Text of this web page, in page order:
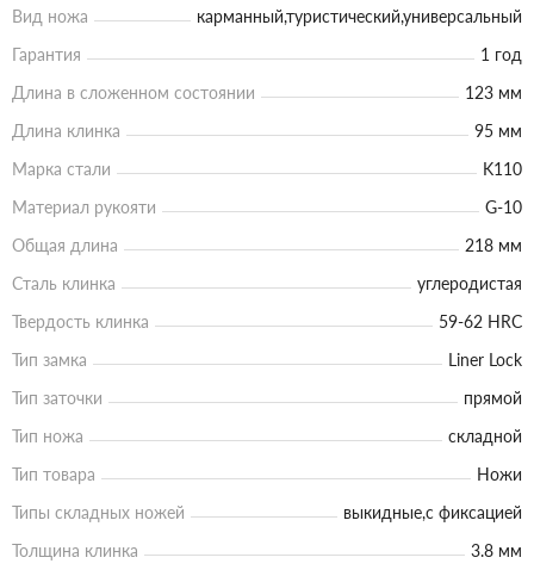
Вид ножа
карманный,туристический,универсальный
Гарантия
1 год
Длина в сложенном состоянии
123 мм
Длина клинка
95 мм
Марка стали
K110
Материал рукояти
G-10
Общая длина
218 мм
Сталь клинка
углеродистая
Твердость клинка
59-62 HRC
Тип замка
Liner Lock
Тип заточки
прямой
Тип ножа
складной
Тип товара
Ножи
Типы складных ножей
выкидные,с фиксацией
Толщина клинка
3.8 мм